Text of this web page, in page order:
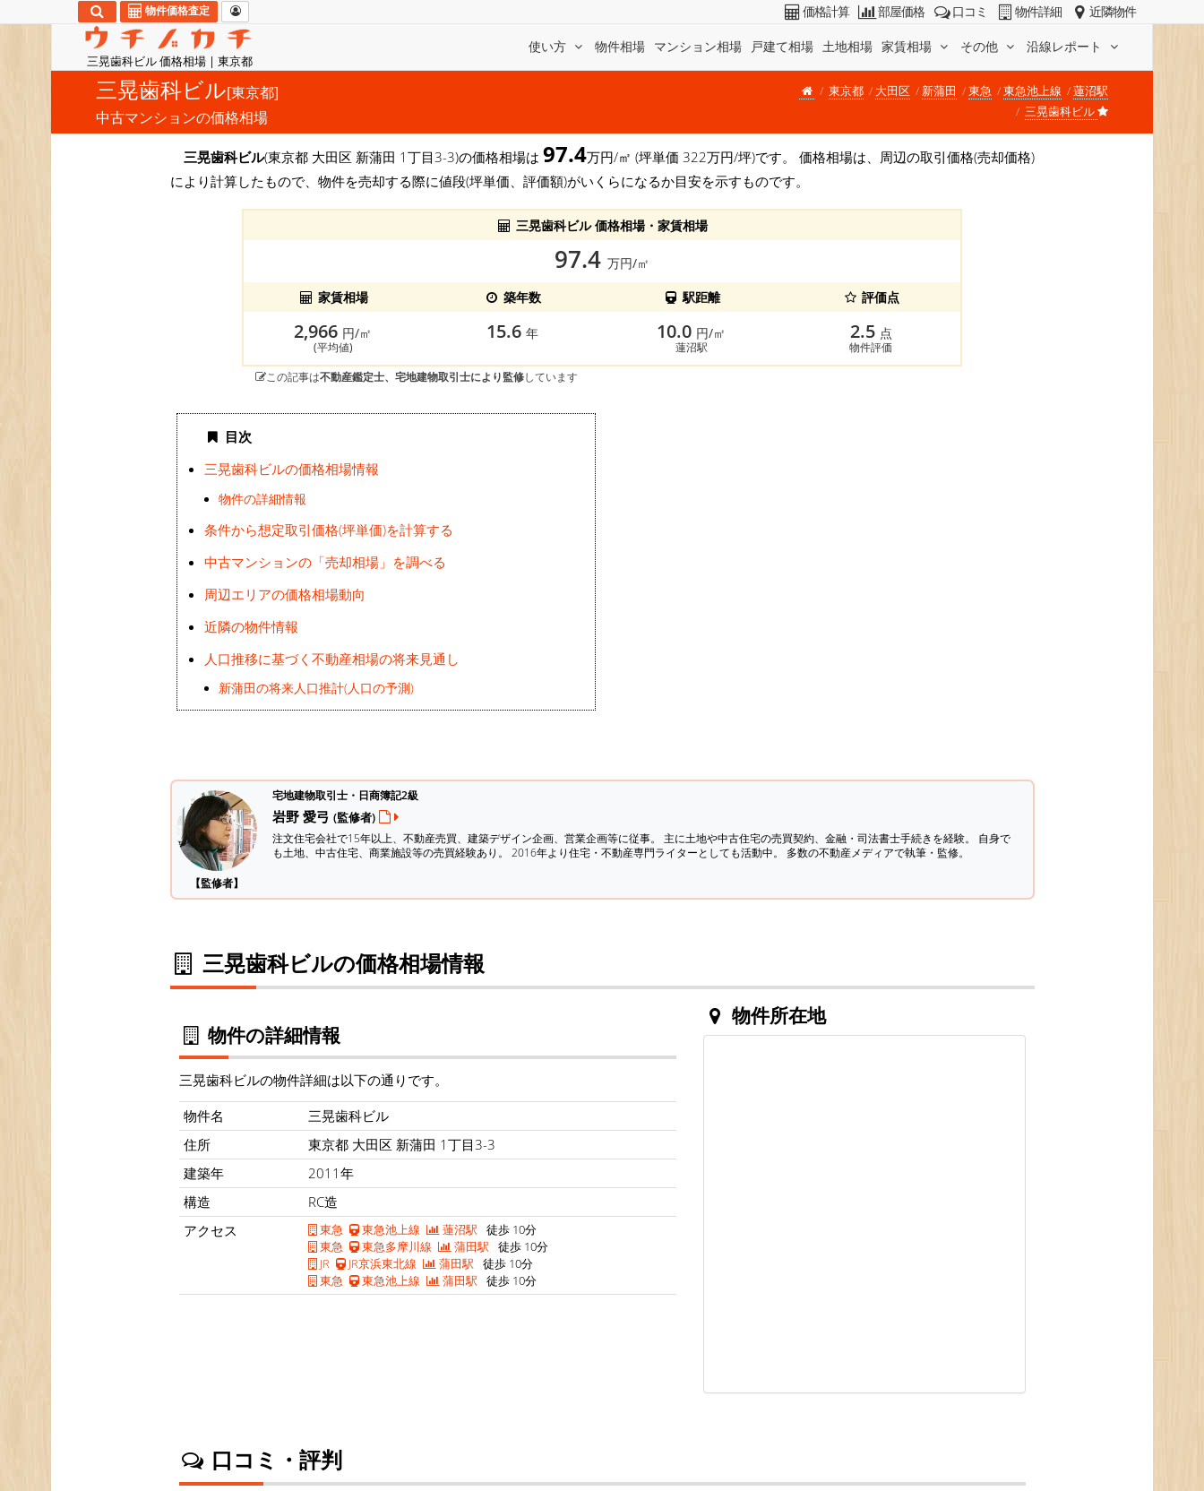
三晃歯科ビル 価格相場 | 東京都
使い方 物件相場 マンション相場 戸建て相場 土地相場 家賃相場 その他 沿線レポート
物件価格査定 価格計算 部屋価格 口コミ 物件詳細 近隣物件
三晃歯科ビル[東京都]
中古マンションの価格相場
東京都 大田区 新蒲田 東急 東急池上線
蓮沼駅
三晃歯科ビル
三晃歯科ビル(東京都 大田区 新蒲田 1丁目3-3)の価格相場は 97.4万円/㎡ (坪単価 322万円/坪)です。 価格相場は、周辺の取引価格(売却価格)
により計算したもので、物件を売却する際に値段(坪単価、評価額)がいくらになるか目安を示すものです。
三晃歯科ビル 価格相場・家賃相場
97.4 万円/㎡
家賃相場
築年数 駅距離 評価点
2,966 円/㎡
(平均値)
15.6 年 10.0 円/㎡
蓮沼駅
2.5 点
物件評価
この記事は不動産鑑定士、宅地建物取引士により監修しています
目次
三晃歯科ビルの価格相場情報
物件の詳細情報
条件から想定取引価格(坪単価)を計算する
中古マンションの「売却相場」を調べる
周辺エリアの価格相場動向
近隣の物件情報
人口推移に基づく不動産相場の将来見通し
新蒲田の将来人口推計(人口の予測)
【監修者】
宅地建物取引士・日商簿記2級
岩野 愛弓 (監修者)
注文住宅会社で15年以上、不動産売買、建築デザイン企画、営業企画等に従事。 主に土地や中古住宅の売買契約、金融・司法書士手続きを経験。 自身で
も土地、中古住宅、商業施設等の売買経験あり。 2016年より住宅・不動産専門ライターとしても活動中。 多数の不動産メディアで執筆・監修。
三晃歯科ビルの価格相場情報
物件の詳細情報
三晃歯科ビルの物件詳細は以下の通りです。
物件名
三晃歯科ビル
住所
東京都 大田区 新蒲田 1丁目3-3
建築年
2011年
構造
RC造
アクセス
東急 東急池上線 蓮沼駅 徒歩 10分
東急
東急多摩川線 蒲田駅 徒歩 10分
JR
JR京浜東北線 蒲田駅 徒歩 10分
東急
東急池上線 蒲田駅 徒歩 10分
物件所在地
口コミ・評判